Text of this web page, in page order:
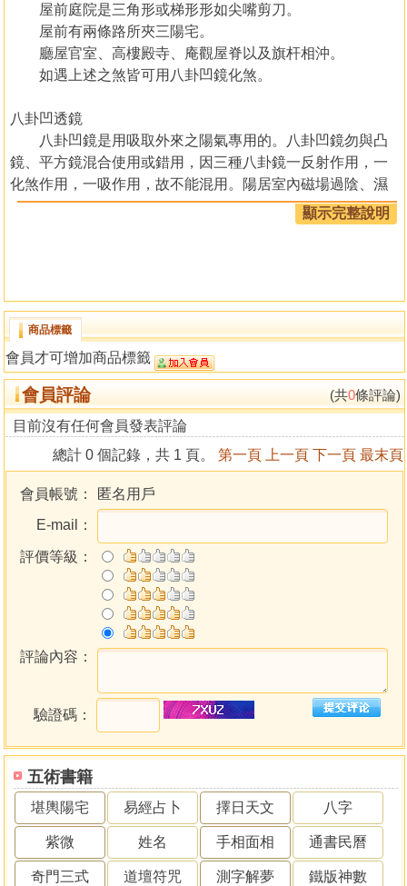
五術書籍
堪輿陽宅 易經占卜 擇日天文 八字
紫微 姓名 手相面相 通書民曆
奇門三式 道壇符咒 測字解夢 鐵版神數
屋前庭院是三角形或梯形形如尖嘴剪刀。
屋前有兩條路所夾三陽宅。
廳屋官室、高樓殿寺、庵觀屋脊以及旗杆相沖。
如遇上述之煞皆可用八卦凹鏡化煞。
八卦凹透鏡
八卦凹鏡是用吸取外來之陽氣專用的。八卦凹鏡勿與凸
鏡、平方鏡混合使用或錯用，因三種八卦鏡一反射作用，一
化煞作用，一吸作用，故不能混用。陽居室內磁場過陰、濕
氣過重才能使用凹鏡吸外來陽氣入內化煞，消災。此鏡乃須
此種法器力量才能持久。但力量亦僅數年而已。
顯示完整說明
商品標籤
會員才可增加商品標籤
會員評論 (共0條評論)
目前沒有任何會員發表評論
總計 0 個記錄，共 1 頁。 第一頁 上一頁 下一頁 最末頁
會員帳號：
匿名用戶
E-mail：
評價等級：
評論內容：
驗證碼：